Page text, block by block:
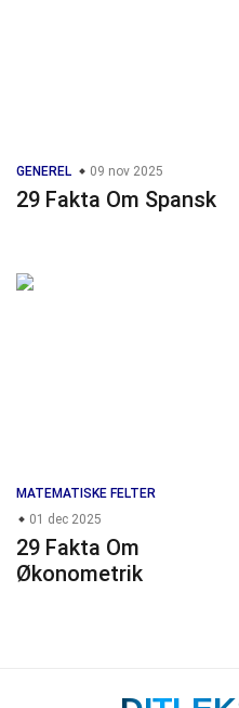
GENEREL 09 nov 2025
29 Fakta Om Spansk
MATEMATISKE FELTER
01 dec 2025
29 Fakta Om
Økonometrik